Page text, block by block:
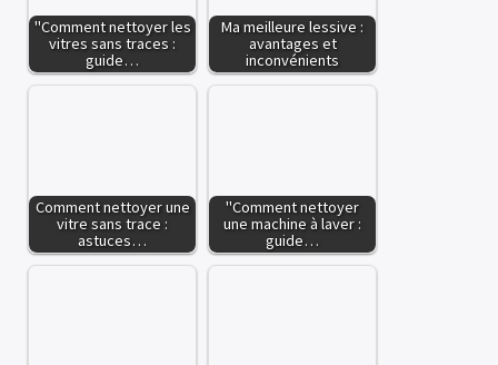
"Comment nettoyer les
vitres sans traces :
guide…
Ma meilleure lessive :
avantages et
inconvénients
Comment nettoyer une
vitre sans trace :
astuces…
"Comment nettoyer
une machine à laver :
guide…